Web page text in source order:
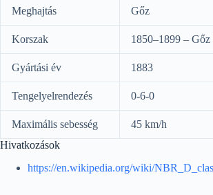
Meghajtás Gőz
Korszak 1850–1899 – Gőz
Gyártási év 1883
Tengelyelrendezés 0-6-0
Maximális sebesség
45 km/h
Hivatkozások
https://en.wikipedia.org/wiki/